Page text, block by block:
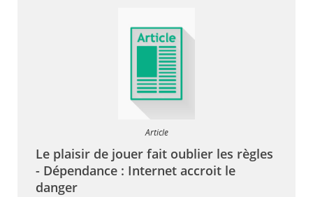
Article
Le plaisir de jouer fait oublier les règles
- Dépendance : Internet accroit le
danger